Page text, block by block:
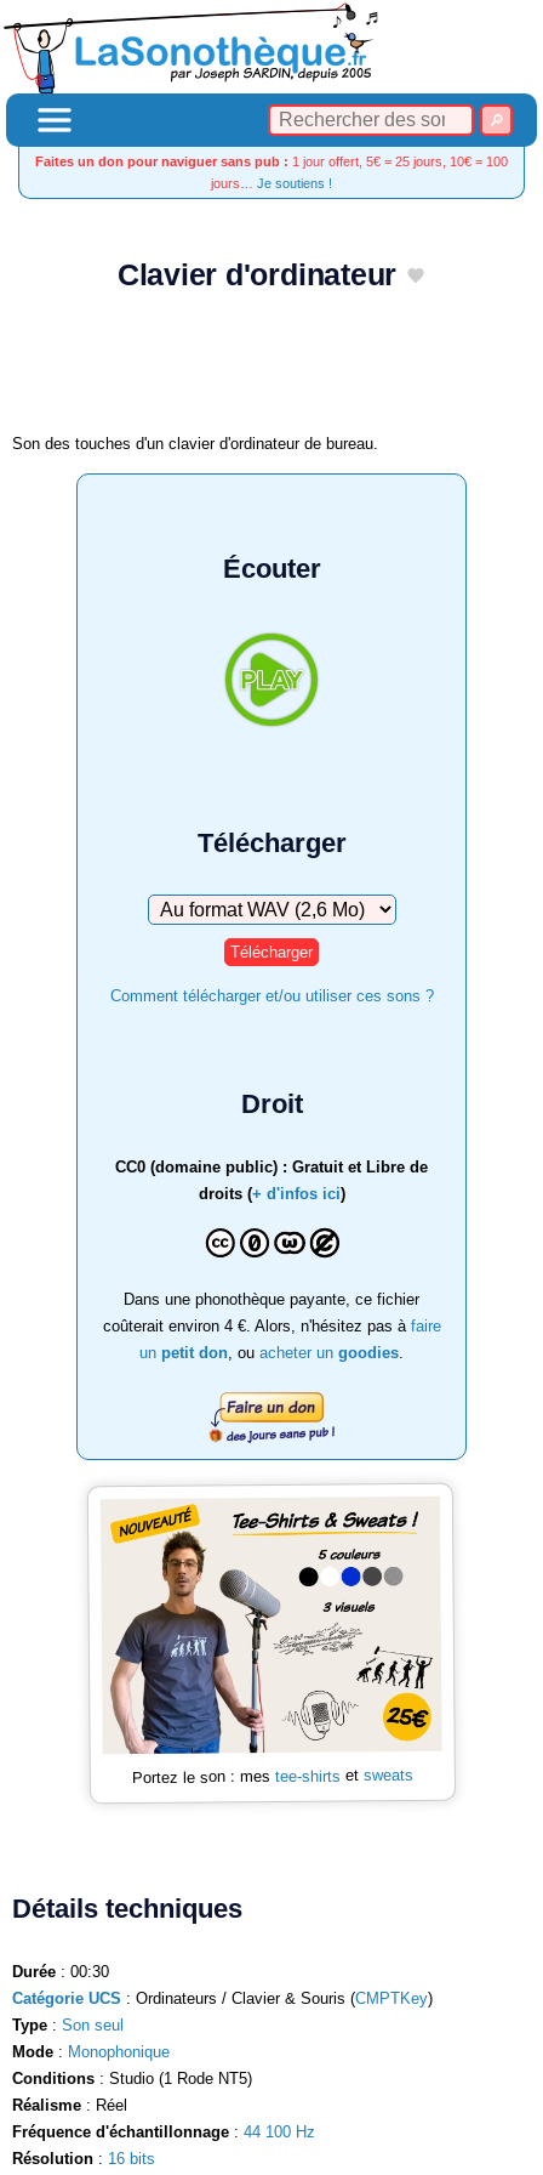
Faites un don pour naviguer sans pub : 1 jour offert, 5€ = 25 jours, 10€ = 100
jours… Je soutiens !
Clavier d'ordinateur
Son des touches d'un clavier d'ordinateur de bureau.
Écouter
Télécharger
Télécharger
Comment télécharger et/ou utiliser ces sons ?
Droit
CC0 (domaine public) : Gratuit et Libre de
droits (+ d'infos ici)
Dans une phonothèque payante, ce fichier
coûterait environ 4 €. Alors, n'hésitez pas à faire
un petit don , ou acheter un goodies
Portez le son : mes tee-shirts et sweats
Détails techniques
Durée : 00:30
Catégorie UCS : Ordinateurs / Clavier & Souris (CMPTKey)
Type : Son seul
Mode : Monophonique
Conditions : Studio (1 Rode NT5)
Réalisme : Réel
Fréquence d'échantillonnage : 44 100 Hz
Résolution : 16 bits